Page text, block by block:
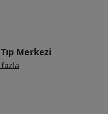
Merkezi